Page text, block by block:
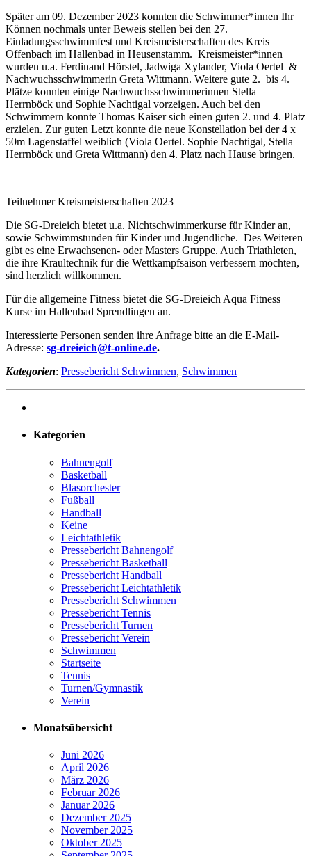
Später am 09. Dezember 2023 konnten die Schwimmer*innen Ihr
Können nochmals unter Beweis stellen bei den 27.
Einladungsschwimmfest und Kreismeisterschaften des Kreis
Offenbach im Hallenbad in Heusenstamm. Kreismeister*innen
wurden u.a. Ferdinand Hörstel, Jadwiga Xylander, Viola Oertel &
Nachwuchsschwimmerin Greta Wittmann. Weitere gute 2. bis 4.
Plätze konnten einige Nachwuchsschwimmerinnen Stella
Herrnböck und Sophie Nachtigal vorzeigen. Auch bei den
Schwimmern konnte Thomas Kaiser sich einen guten 2. und 4. Platz
erzielen. Zur guten Letzt konnte die neue Konstellation bei der 4 x
50m Lagenstaffel weiblich (Viola Oertel. Sophie Nachtigal, Stella
Herrnböck und Greta Wittmann) den 4. Platz nach Hause bringen.
Teilnehmer Kreismeisterschaften 2023
Die SG-Dreieich bietet u.a. Nichtschwimmerkurse für Kinder an,
sowie Schwimmstunden für Kinder und Jugendliche. Des Weiteren
gibt es eine Erwachsenen- oder Masters Gruppe. Auch Triathleten,
die ihre Kraultechnik für die Wettkampfsaison verbessern möchten,
sind herzlich willkommen.
Für die allgemeine Fitness bietet die SG-Dreieich Aqua Fitness
Kurse im Hallenbad Sprendlingen an.
Interessierte Personen senden ihre Anfrage bitte an die E-Mail-
Adresse: sg-dreieich@t-online.de.
Kategorien: Pressebericht Schwimmen, Schwimmen
Kategorien
Bahnengolf
Basketball
Blasorchester
Fußball
Handball
Keine
Leichtathletik
Pressebericht Bahnengolf
Pressebericht Basketball
Pressebericht Handball
Pressebericht Leichtathletik
Pressebericht Schwimmen
Pressebericht Tennis
Pressebericht Turnen
Pressebericht Verein
Schwimmen
Startseite
Tennis
Turnen/Gymnastik
Verein
Monatsübersicht
Juni 2026
April 2026
März 2026
Februar 2026
Januar 2026
Dezember 2025
November 2025
Oktober 2025